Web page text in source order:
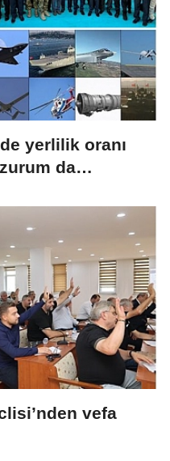
yerlilik oranı
da
vefa